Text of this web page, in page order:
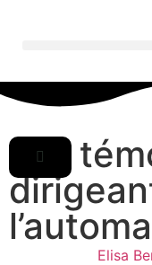
Les
Elisa